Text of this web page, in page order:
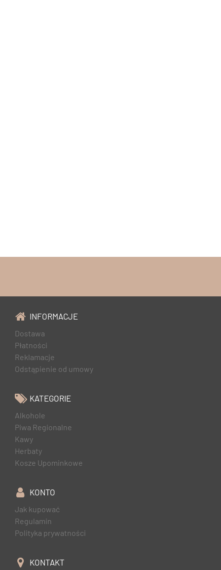
INFORMACJE
Dostawa
Płatności
Reklamacje
Odstąpienie od umowy
KATEGORIE
Alkohole
Piwa Regionalne
Kawy
Herbaty
Kosze Upominkowe
KONTO
Jak kupować
Regulamin
Polityka prywatności
KONTAKT